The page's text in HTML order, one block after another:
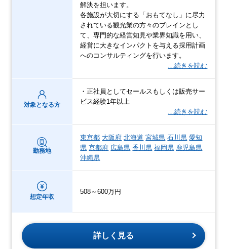
解決を担います。
各施設が大切にする「おもてなし」に尽力
されている観光業の方々のブレインとし
て、専門的な経営知見や業界知識を用い、
経営に大きなインパクトを与える採用計画
へのコンサルティングを行います。
…続きを読む
対象となる方
・正社員としてセールスもしくは販売サー
ビス経験1年以上
…続きを読む
勤務地
東京都 大阪府 北海道 宮城県 石川県 愛知
県 京都府 広島県 香川県 福岡県 鹿児島県
沖縄県
想定年収
508～600万円
詳しく見る